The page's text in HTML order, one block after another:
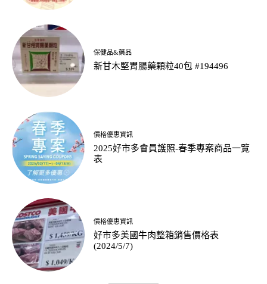
保健品&藥品
新甘木堅胃腸藥顆粒40包 #194496
價格優惠資訊
2025好市多會員護照-春季專案商品一覽
表
價格優惠資訊
好市多美國牛肉整箱銷售價格表
(2024/5/7)